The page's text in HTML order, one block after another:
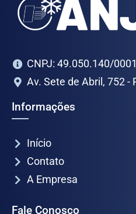
CNPJ: 49.050.140/
Av. Sete de Abril, 752 -
Informações
Início
Contato
A Empresa
Fale Conosco